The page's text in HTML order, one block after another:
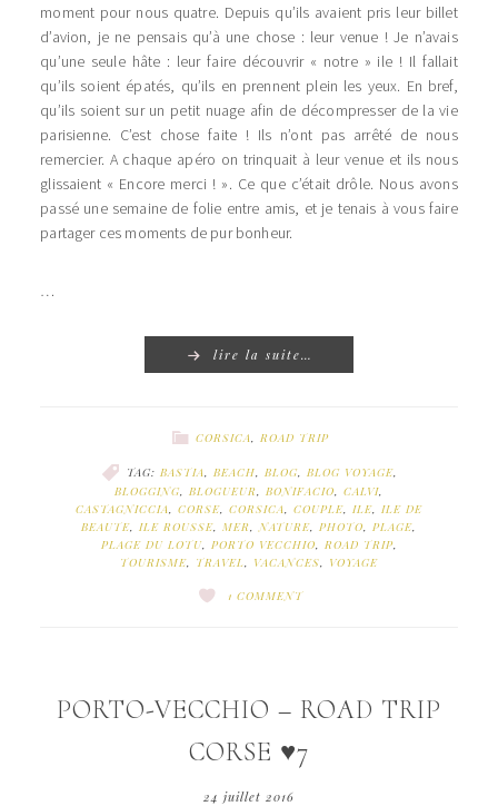
moment pour nous quatre. Depuis qu’ils avaient pris leur billet
d’avion, je ne pensais qu’à une chose : leur venue ! Je n’avais
qu’une seule hâte : leur faire découvrir « notre » ile ! Il fallait
qu’ils soient épatés, qu’ils en prennent plein les yeux. En bref,
qu’ils soient sur un petit nuage afin de décompresser de la vie
parisienne. C’est chose faite ! Ils n’ont pas arrêté de nous
remercier. A chaque apéro on trinquait à leur venue et ils nous
glissaient « Encore merci ! ». Ce que c’était drôle. Nous avons
passé une semaine de folie entre amis, et je tenais à vous faire
partager ces moments de pur bonheur.
…
lire la suite…
CORSICA, ROAD TRIP
TAG: BASTIA, BEACH, BLOG, BLOG VOYAGE,
BLOGGING, BLOGUEUR, BONIFACIO, CALVI,
CASTAGNICCIA, CORSE, CORSICA, COUPLE, ILE, ILE DE
BEAUTE, ILE ROUSSE, MER,NATURE, PHOTO, PLAGE,
PLAGE DU LOTU, PORTO VECCHIO, ROAD TRIP,
TOURISME, TRAVEL, VACANCES, VOYAGE
1 COMMENT
PORTO-VECCHIO – ROAD TRIP
CORSE ♥7
24 juillet 2016